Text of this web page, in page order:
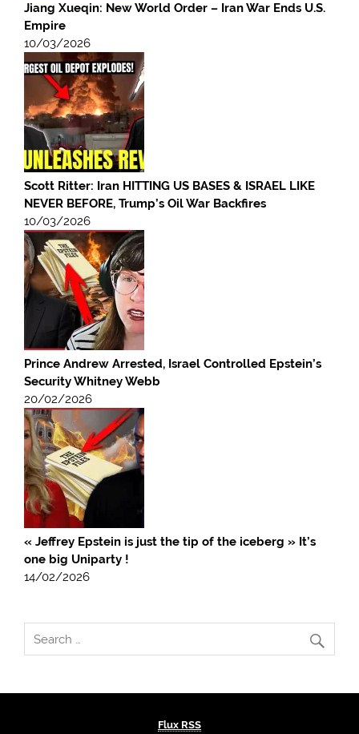
Jiang Xueqin: New World Order – Iran War Ends U.S.
Empire
10/03/2026
Scott Ritter: Iran HITTING US BASES & ISRAEL LIKE
NEVER BEFORE, Trump’s Oil War Backfires
10/03/2026
Prince Andrew Arrested, Israel Controlled Epstein’s
Security Whitney Webb
20/02/2026
« Jeffrey Epstein is just the tip of the iceberg » It’s
one big Uniparty !
14/02/2026
Flux RSS